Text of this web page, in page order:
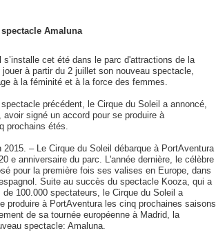
Amaluna
s’installe cet été dans le parc d'attractions de la
à partir du 2 juillet son nouveau spectacle,
à la féminité et à la force des femmes.
précédent, le Cirque du Soleil a annoncé,
avoir signé un accord pour se produire à
prochains étés.
2015. – Le Cirque du Soleil débarque à PortAventura
e anniversaire du parc. L'année dernière, le célèbre
pour la première fois ses valises en Europe, dans
Suite au succès du spectacle Kooza, qui a
de 100.000 spectateurs, le Cirque du Soleil a
produire à PortAventura les cinq prochaines saisons
de sa tournée européenne à Madrid, la
spectacle: Amaluna.